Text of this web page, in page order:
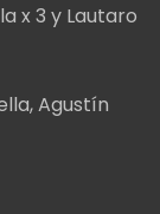
x 3 y Lautaro
Agustín